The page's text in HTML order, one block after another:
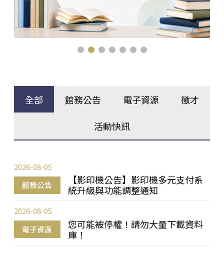
全部 館務公告 電子資源 徵才
活動快訊
館務公告
【影印機公告】影印機多元支付系
統升級與功能調整通知
2026-08-05
電子資源
您可能被停權！請勿大量下載資料
庫！
2026-08-05